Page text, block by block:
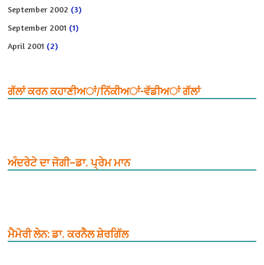
September 2002 (3)
September 2001 (1)
April 2001 (2)
ਗੱਲਾਂ ਕਰਨ ਕਹਾਣੀਅਾਂ/ਨਿੱਕੀਅਾਂ-ਵੱਡੀਅਾਂ ਗੱਲਾਂ
ਅੰਦਰੇਟੇ ਦਾ ਜੋਗੀ–ਡਾ. ਪ੍ਰੇਮ ਮਾਨ
ਮੈਮੋਰੀ ਲੇਨ: ਡਾ. ਕਰਨੈਲ ਸ਼ੇਰਗਿੱਲ